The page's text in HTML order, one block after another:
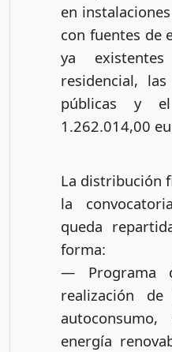
en
con fuentes de
ya
residencial,
públicas y
1.262.014,00
La distribución
la
queda
forma:
— Programa
realización
energía